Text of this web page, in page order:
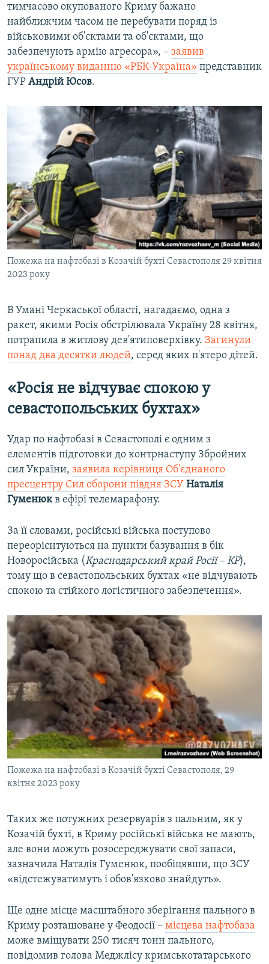
тимчасово окупованого Криму бажано
найближчим часом не перебувати поряд із
військовими об'єктами та об'єктами, що
забезпечують армію агресора», – заявив
українському виданню «РБК-Україна» представник
ГУР Андрій Юсов.
Пожежа на нафтобазі в Козачій бухті Севастополя 29 квітня
2023 року
В Умані Черкаської області, нагадаємо, одна з
ракет, якими Росія обстрілювала Україну 28 квітня,
потрапила в житлову дев'ятиповерхівку. Загинули
понад два десятки людей, серед яких п'ятеро дітей.
«Росія не відчуває спокою у
севастопольських бухтах»
Удар по нафтобазі в Севастополі є одним з
елементів підготовки до контрнаступу Збройних
сил України, заявила керівниця Об'єднаного
пресцентру Сил оборони півдня ЗСУ Наталія
Гуменюкв ефірі телемарафону.
За її словами, російські війська поступово
переорієнтуються на пункти базування в бік
Новоросійська (Краснодарський край Росії – КР),
тому що в севастопольських бухтах «не відчувають
спокою та стійкого логістичного забезпечення».
Пожежа на нафтобазі в Козачій бухті Севастополя, 29
квітня 2023 року
Таких же потужних резервуарів з пальним, як у
Козачій бухті, в Криму російські війська не мають,
але вони можуть розосереджувати свої запаси,
зазначила Наталія Гуменюк, пообіцявши, що ЗСУ
«відстежуватимуть і обов'язково знайдуть».
Ще одне місце масштабного зберігання пального в
Криму розташоване у Феодосії – місцева нафтобаза
може вміщувати 250 тисяч тонн пального,
повідомив голова Меджлісу кримськотатарського